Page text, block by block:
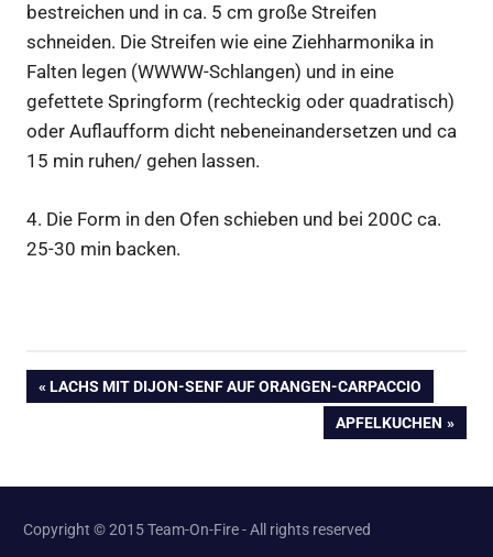
bestreichen und in ca. 5 cm große Streifen
schneiden. Die Streifen wie eine Ziehharmonika in
Falten legen (WWWW-Schlangen) und in eine
gefettete Springform (rechteckig oder quadratisch)
oder Auflaufform dicht nebeneinandersetzen und ca
15 min ruhen/ gehen lassen.
4. Die Form in den Ofen schieben und bei 200C ca.
25-30 min backen.
Beitragsnavigation
VORHERIGER
LACHS MIT DIJON-SENF AUF ORANGEN-CARPACCIO
NÄCHSTER
APFELKUCHEN
Copyright © 2015 Team-On-Fire - All rights reserved